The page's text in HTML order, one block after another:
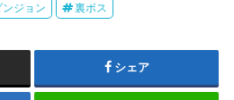
ンジョン 裏ボス
シェア